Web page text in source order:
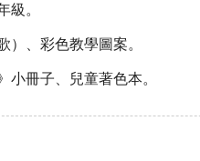
級。
）、彩色教學圖案。
小冊子、兒童著色本。